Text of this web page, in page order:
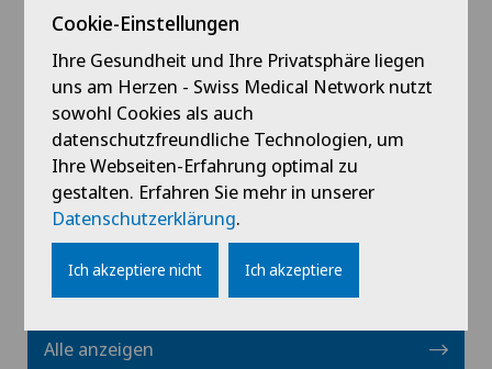
Spezialisierung
Gynäkologie,
Geburtshilfe
Profil ansehen
Alle anzeigen
Cookie-Einstellungen
Ihre Gesundheit und Ihre Privatsphäre liegen
uns am Herzen - Swiss Medical Network nutzt
sowohl Cookies als auch
datenschutzfreundliche Technologien, um
Ihre Webseiten-Erfahrung optimal zu
gestalten. Erfahren Sie mehr in unserer
Datenschutzerklärung.
Ich akzeptiere nicht Ich akzeptiere